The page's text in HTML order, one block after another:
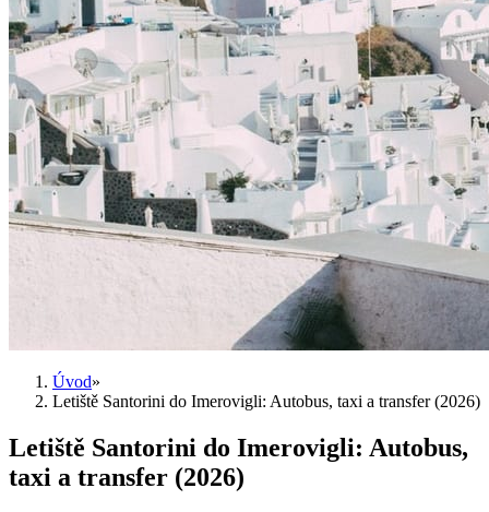
Úvod»
Letiště Santorini do Imerovigli: Autobus, taxi a transfer (2026)
Letiště Santorini do Imerovigli: Autobus,
taxi a transfer (2026)